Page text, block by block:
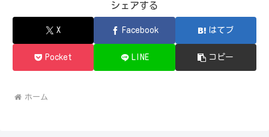
シェアする
X Facebook はてブ
Pocket LINE コピー
ホーム